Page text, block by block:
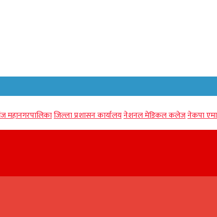
महानगरपालिकाजिल्ला प्रशासन कार्यालयनेशनल मेडिकल कलेजनेकपा